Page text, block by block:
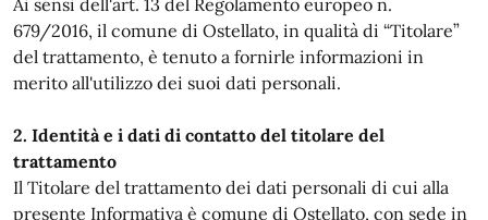
Ai sensi dell'art. 13 del Regolamento europeo n.
679/2016, il comune di Ostellato, in qualità di “Titolare”
del trattamento, è tenuto a fornirle informazioni in
merito all'utilizzo dei suoi dati personali.
2. Identità e i dati di contatto del titolare del
trattamento
Il Titolare del trattamento dei dati personali di cui alla
presente Informativa è comune di Ostellato, con sede in